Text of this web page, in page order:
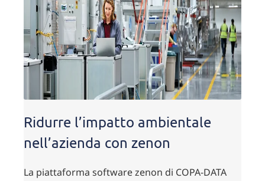
Ridurre l’impatto ambientale
nell’azienda con zenon
La piattaforma software zenon di COPA-DATA